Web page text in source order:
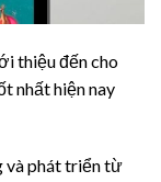
thiệu đến cho
nhất hiện nay
và phát triển từ